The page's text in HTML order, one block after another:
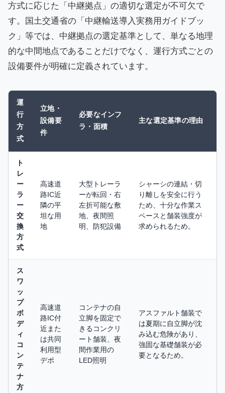
方式に応じた「中継拠点」の適切な選定が不可欠で
す。国土交通省の「中継輸送導入実務用ガイドブッ
ク」等では、中継拠点の選定基準として、単なる地理
的な中間地点であることだけでなく、運行方式ごとの
設備要件が明確に定義されています。
運
行
方
式
立地・
設備要
件
必要なインフ
ラ・面積
主な選定基準の理由
ト
レ
ー
ラ
ー
交
換
方
式
高速道
路IC近
隣の平
坦な用
地
大型トレーラ
ーが転回・右
左折可能な敷
地、夜間照
明、防犯設備
シャーシの連結・切
り離しを安全に行う
ため、十分な作業ス
ペースと舗装強度が
求められるため。
ス
ワ
ッ
プ
ボ
デ
ィ
コ
ン
テ
ナ
方
高速道
路IC付
近また
は共同
利用型
デポ
コンテナの自
立脚を固定で
きるコンクリ
ート舗装、夜
間作業用の
LED照明
アスファルト舗装で
は夏期に自立脚が沈
み込む危険があり、
強固な基礎舗装が必
要となるため。